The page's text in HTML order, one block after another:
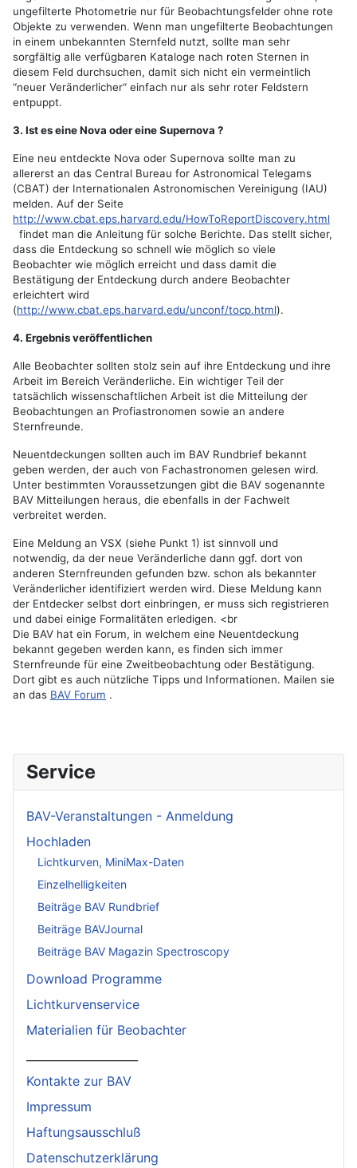
ungefilterte Photometrie nur für Beobachtungsfelder ohne rote
Objekte zu verwenden. Wenn man ungefilterte Beobachtungen
in einem unbekannten Sternfeld nutzt, sollte man sehr
sorgfältig alle verfügbaren Kataloge nach roten Sternen in
diesem Feld durchsuchen, damit sich nicht ein vermeintlich
“neuer Veränderlicher“ einfach nur als sehr roter Feldstern
entpuppt.
3. Ist es eine Nova oder eine Supernova ?
Eine neu entdeckte Nova oder Supernova sollte man zu
allererst an das Central Bureau for Astronomical Telegams
(CBAT) der Internationalen Astronomischen Vereinigung (IAU)
melden. Auf der Seite
http://www.cbat.eps.harvard.edu/HowToReportDiscovery.html
findet man die Anleitung für solche Berichte. Das stellt sicher,
dass die Entdeckung so schnell wie möglich so viele
Beobachter wie möglich erreicht und dass damit die
Bestätigung der Entdeckung durch andere Beobachter
erleichtert wird
(http://www.cbat.eps.harvard.edu/unconf/tocp.html).
4. Ergebnis veröffentlichen
Alle Beobachter sollten stolz sein auf ihre Entdeckung und ihre
Arbeit im Bereich Veränderliche. Ein wichtiger Teil der
tatsächlich wissenschaftlichen Arbeit ist die Mitteilung der
Beobachtungen an Profiastronomen sowie an andere
Sternfreunde.
Neuentdeckungen sollten auch im BAV Rundbrief bekannt
geben werden, der auch von Fachastronomen gelesen wird.
Unter bestimmten Voraussetzungen gibt die BAV sogenannte
BAV Mitteilungen heraus, die ebenfalls in der Fachwelt
verbreitet werden.
Eine Meldung an VSX (siehe Punkt 1) ist sinnvoll und
notwendig, da der neue Veränderliche dann ggf. dort von
anderen Sternfreunden gefunden bzw. schon als bekannter
Veränderlicher identifiziert werden wird. Diese Meldung kann
der Entdecker selbst dort einbringen, er muss sich registrieren
und dabei einige Formalitäten erledigen. <br
Die BAV hat ein Forum, in welchem eine Neuentdeckung
bekannt gegeben werden kann, es finden sich immer
Sternfreunde für eine Zweitbeobachtung oder Bestätigung.
Dort gibt es auch nützliche Tipps und Informationen. Mailen sie
an das BAV Forum .
Service
BAV-Veranstaltungen - Anmeldung
Hochladen
Lichtkurven, MiniMax-Daten
Einzelhelligkeiten
Beiträge BAV Rundbrief
Beiträge BAVJournal
Beiträge BAV Magazin Spectroscopy
Download Programme
Lichtkurvenservice
Materialien für Beobachter
Kontakte zur BAV
Impressum
Haftungsausschluß
Datenschutzerklärung